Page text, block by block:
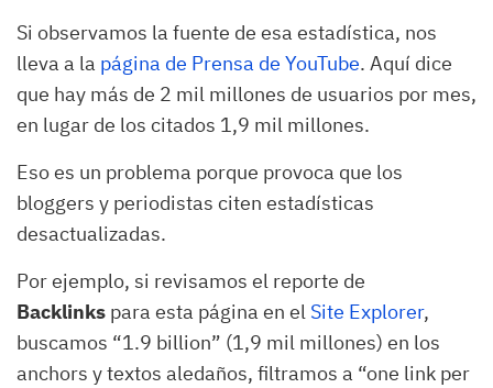
Si observamos la fuente de esa estadística, nos
lleva a la página de Prensa de YouTube. Aquí dice
que hay más de 2 mil millones de usuarios por mes,
en lugar de los citados 1,9 mil millones.
Eso es un problema porque provoca que los
bloggers y periodistas citen estadísticas
desactualizadas.
Por ejemplo, si revisamos el reporte de
Backlinks para esta página en el Site Explorer,
buscamos “1.9 billion” (1,9 mil millones) en los
anchors y textos aledaños, filtramos a “one link per